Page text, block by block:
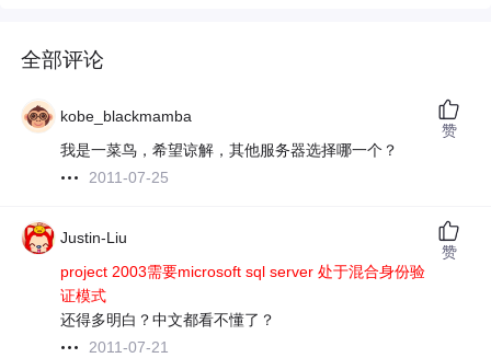
全部评论
kobe_blackmamba
我是一菜鸟，希望谅解，其他服务器选择哪一个？
2011-07-25
赞
Justin-Liu
project 2003需要microsoft sql server 处于混合身份验
证模式
还得多明白？中文都看不懂了？
2011-07-21
赞